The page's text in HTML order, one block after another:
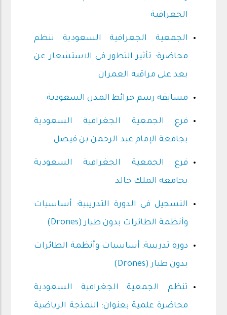
الجغرافية
الجمعية الجغرافية السعودية تنظم
محاضرة: تأثير التطور في الاستشعار عن
بعد على مراقبة العمران
مسابقة رسم خرائط المدن السعودية
فرع الجمعية الجغرافية السعودية
بجامعة الإمام عبد الرحمن بن فيصل
فرع الجمعية الجغرافية السعودية
بجامعة الملك خالد
التسجيل في الدورة التدريبية: أساسيات
وأنظمة الطائرات بدون طيار (Drones)
دورة تدريبية: أساسيات وأنظمة الطائرات
بدون طيار (Drones)
تنظم الجمعية الجغرافية السعودية
محاضرة علمية بعنوان: النمذجة الرياضية